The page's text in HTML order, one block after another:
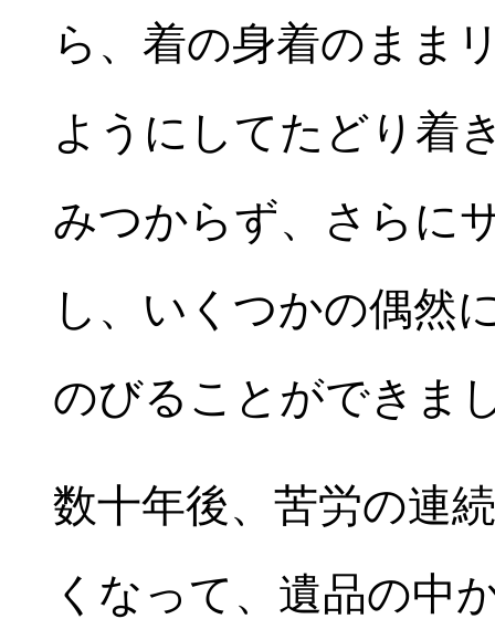
ら、着の身着のまま
ようにしてたどり着
みつからず、さらに
し、いくつかの偶然
のびることができま
数十年後、苦労の連
くなって、遺品の中